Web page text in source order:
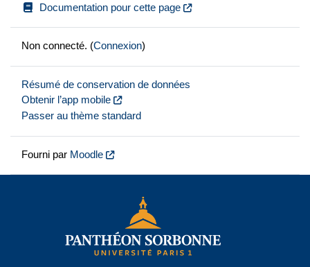
Documentation pour cette page
Non connecté. (Connexion)
Résumé de conservation de données
Obtenir l’app mobile
Passer au thème standard
Fourni par Moodle